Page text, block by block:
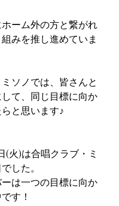
ーム外の方と繋がれ
みを推し進めていま
ソノでは、皆さんと
て、同じ目標に向か
と思います♪
(火)は合唱クラブ・ミ
した。
は一つの目標に向か
す！